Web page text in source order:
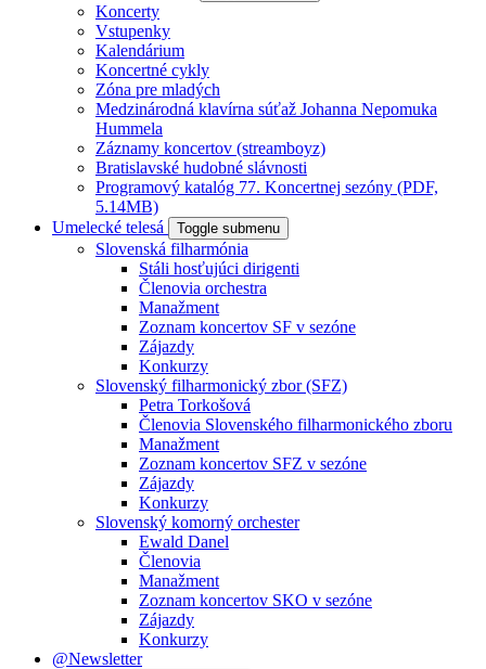
Koncerty
Vstupenky
Kalendárium
Koncertné cykly
Zóna pre mladých
Medzinárodná klavírna súťaž Johanna Nepomuka
Hummela
Záznamy koncertov (streamboyz)
Bratislavské hudobné slávnosti
Programový katalóg 77. Koncertnej sezóny (PDF,
5.14MB)
Umelecké telesá
Toggle submenu
Slovenská filharmónia
Stáli hosťujúci dirigenti
Členovia orchestra
Manažment
Zoznam koncertov SF v sezóne
Zájazdy
Konkurzy
Slovenský filharmonický zbor (SFZ)
Petra Torkošová
Členovia Slovenského filharmonického zboru
Manažment
Zoznam koncertov SFZ v sezóne
Zájazdy
Konkurzy
Slovenský komorný orchester
Ewald Danel
Členovia
Manažment
Zoznam koncertov SKO v sezóne
Zájazdy
Konkurzy
@Newsletter